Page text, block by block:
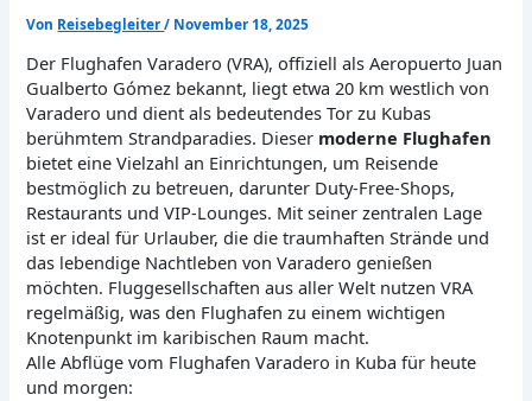
Von Reisebegleiter/ November 18, 2025
Der Flughafen Varadero (VRA), offiziell als Aeropuerto Juan
Gualberto Gómez bekannt, liegt etwa 20 km westlich von
Varadero und dient als bedeutendes Tor zu Kubas
berühmtem Strandparadies. Dieser moderne Flughafen
bietet eine Vielzahl an Einrichtungen, um Reisende
bestmöglich zu betreuen, darunter Duty-Free-Shops,
Restaurants und VIP-Lounges. Mit seiner zentralen Lage
ist er ideal für Urlauber, die die traumhaften Strände und
das lebendige Nachtleben von Varadero genießen
möchten. Fluggesellschaften aus aller Welt nutzen VRA
regelmäßig, was den Flughafen zu einem wichtigen
Knotenpunkt im karibischen Raum macht.
Alle Abflüge vom Flughafen Varadero in Kuba für heute
und morgen: